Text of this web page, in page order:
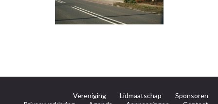
Vereniging Lidmaatschap
Sponsoren